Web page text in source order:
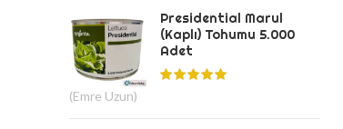
Presidential Marul
(Kaplı) Tohumu 5.000
Adet
(Emre Uzun)